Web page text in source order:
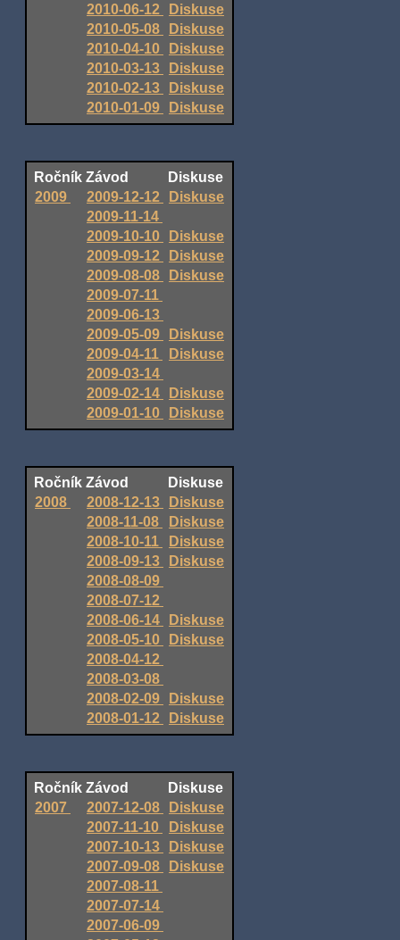
2010-06-12
Diskuse
2010-05-08
Diskuse
2010-04-10
Diskuse
2010-03-13
Diskuse
2010-02-13
Diskuse
2010-01-09
Diskuse
Ročník Závod
Diskuse
2009
2009-12-12
Diskuse
2009-11-14
2009-10-10
Diskuse
2009-09-12
Diskuse
2009-08-08
Diskuse
2009-07-11
2009-06-13
2009-05-09
Diskuse
2009-04-11
Diskuse
2009-03-14
2009-02-14
Diskuse
2009-01-10
Diskuse
Ročník Závod
Diskuse
2008
2008-12-13
Diskuse
2008-11-08
Diskuse
2008-10-11
Diskuse
2008-09-13
Diskuse
2008-08-09
2008-07-12
2008-06-14
Diskuse
2008-05-10
Diskuse
2008-04-12
2008-03-08
2008-02-09
Diskuse
2008-01-12
Diskuse
Ročník Závod
Diskuse
2007
2007-12-08
Diskuse
2007-11-10
Diskuse
2007-10-13
Diskuse
2007-09-08
Diskuse
2007-08-11
2007-07-14
2007-06-09